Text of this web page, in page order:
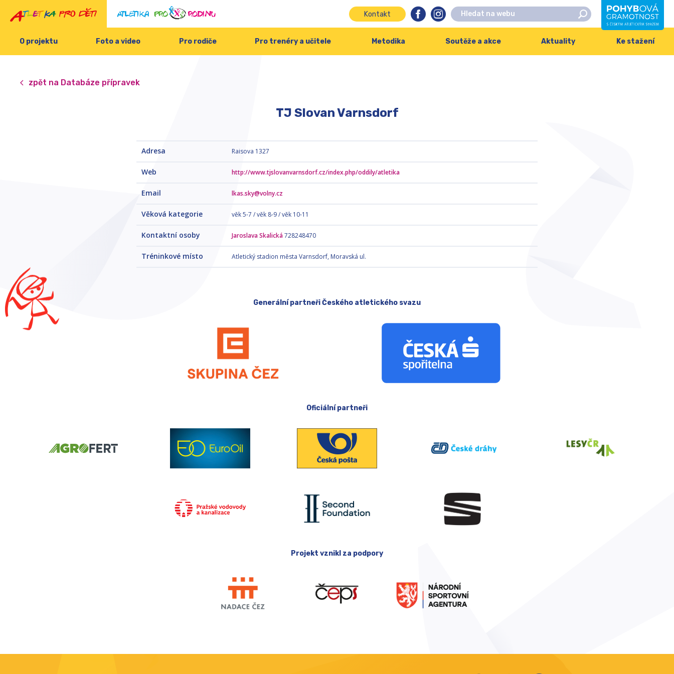
Kontakt
O projektu Foto a video Pro rodiče Pro trenéry a učitele Metodika Soutěže a akce Aktuality Ke stažení
zpět na Databáze přípravek
TJ Slovan Varnsdorf
Adresa Raisova 1327
Web http://www.tjslovanvarnsdorf.cz/index.php/oddily/atletika
Email lkas.sky@volny.cz
Věková kategorie věk 5-7 / věk 8-9 / věk 10-11
Kontaktní osoby Jaroslava Skalická728248470
Tréninkové místo Atletický stadion města Varnsdorf, Moravská ul.
Generální partneři Českého atletického svazu
Oficiální partneři
Projekt vznikl za podpory